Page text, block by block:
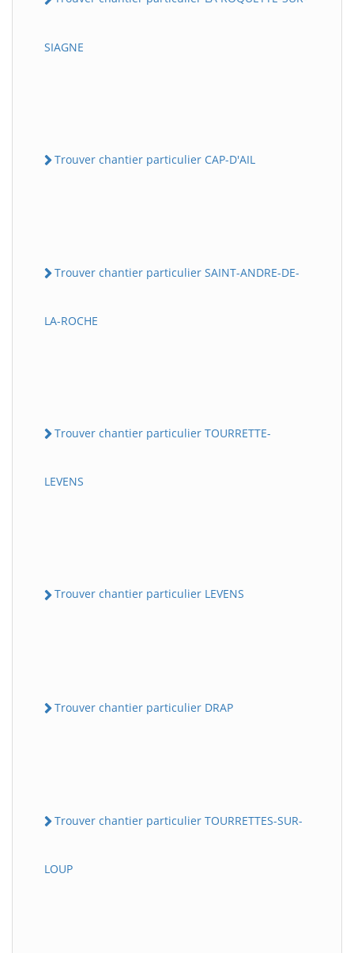
SIAGNE
Trouver chantier particulier CAP-D'AIL
Trouver chantier particulier SAINT-ANDRE-DE-
LA-ROCHE
Trouver chantier particulier TOURRETTE-
LEVENS
Trouver chantier particulier LEVENS
Trouver chantier particulier DRAP
Trouver chantier particulier TOURRETTES-SUR-
LOUP